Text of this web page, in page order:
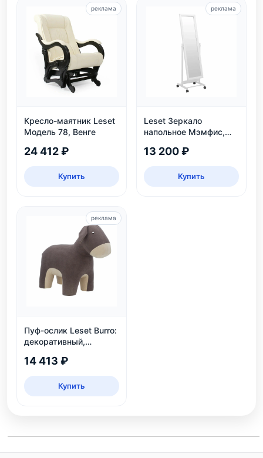
Кресло-маятник Leset
Модель 78, Венге
24 412 ₽
Купить
реклама
Leset Зеркало
напольное Мэмфис,
13 200 ₽
Купить
реклама
Пуф-ослик Leset Burro:
декоративный,
и детской
14 413 ₽
Купить
реклама